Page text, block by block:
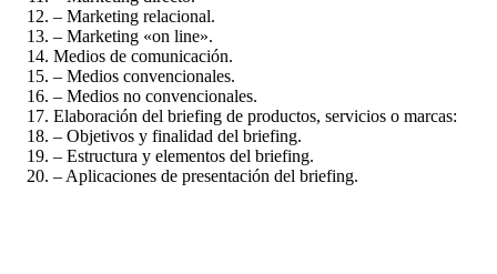
– Marketing relacional.
– Marketing «on line».
Medios de comunicación.
– Medios convencionales.
– Medios no convencionales.
Elaboración del briefing de productos, servicios o marcas:
– Objetivos y finalidad del briefing.
– Estructura y elementos del briefing.
– Aplicaciones de presentación del briefing.